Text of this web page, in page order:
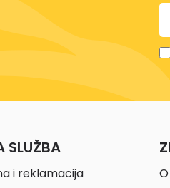
SLUŽBA
i reklamacija